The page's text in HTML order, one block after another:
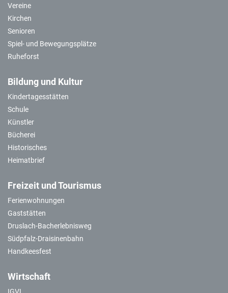
Vereine
Kirchen
Senioren
Spiel- und Bewegungsplätze
Ruheforst
Bildung und Kultur
Kindertagesstätten
Schule
Künstler
Bücherei
Historisches
Heimatbrief
Freizeit und Tourismus
Ferienwohnungen
Gaststätten
Druslach-Bacherlebnisweg
Südpfalz-Draisinenbahn
Handkeesfest
Wirtschaft